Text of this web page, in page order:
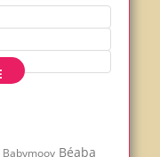
Babymoov Béaba